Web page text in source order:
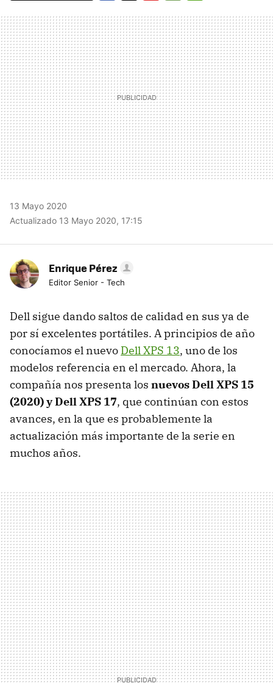
MAIL
13 Mayo 2020
Actualizado 13 Mayo 2020, 17:15
Enrique Pérez
Editor Senior - Tech
Dell sigue dando saltos de calidad en sus ya de
por sí excelentes portátiles. A principios de año
conocíamos el nuevo Dell XPS 13, uno de los
modelos referencia en el mercado. Ahora, la
compañía nos presenta los nuevos Dell XPS 15
(2020) y Dell XPS 17, que continúan con estos
avances, en la que es probablemente la
actualización más importante de la serie en
muchos años.